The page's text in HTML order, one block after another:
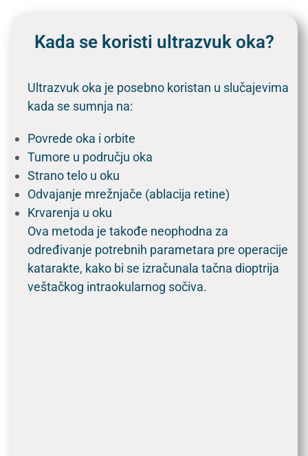
Kada se koristi ultrazvuk oka?
Ultrazvuk oka je posebno koristan u slučajevima
kada se sumnja na:
Povrede oka i orbite
Tumore u području oka
Strano telo u oku
Odvajanje mrežnjače (ablacija retine)
Krvarenja u oku
Ova metoda je takođe neophodna za
određivanje potrebnih parametara pre operacije
katarakte, kako bi se izračunala tačna dioptrija
veštačkog intraokularnog sočiva.